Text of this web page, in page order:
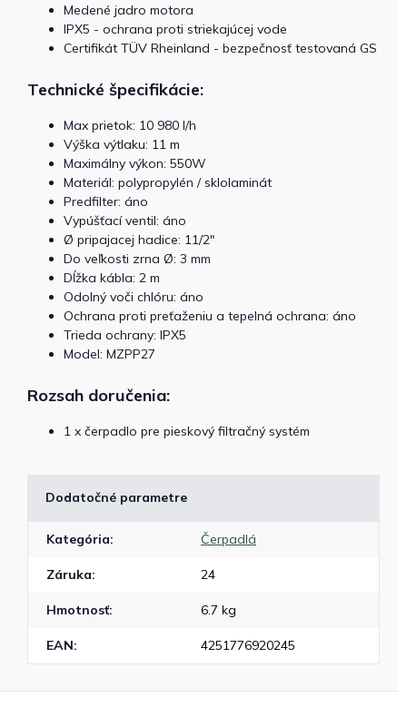
Medené jadro motora
IPX5 - ochrana proti striekajúcej vode
Certifikát TÜV Rheinland - bezpečnosť testovaná GS
Technické špecifikácie:
Max prietok: 10 980 l/h
Výška výtlaku: 11 m
Maximálny výkon: 550W
Materiál: polypropylén / sklolaminát
Predfilter: áno
Vypúšťací ventil: áno
Ø pripajacej hadice: 11/2"
Do veľkosti zrna Ø: 3 mm
Dĺžka kábla: 2 m
Odolný voči chlóru: áno
Ochrana proti preťaženiu a tepelná ochrana: áno
Trieda ochrany: IPX5
Model: MZPP27
Rozsah doručenia:
1 x čerpadlo pre pieskový filtračný systém
Dodatočné parametre
Kategória: Čerpadlá
Záruka: 24
Hmotnosť: 6.7 kg
EAN: 4251776920245